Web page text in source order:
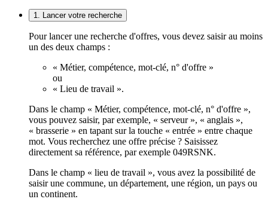
1. Lancer votre recherche
Pour lancer une recherche d'offres, vous devez saisir au moins
un des deux champs :
« Métier, compétence, mot-clé, n° d'offre »
ou
« Lieu de travail ».
Dans le champ « Métier, compétence, mot-clé, n° d'offre »,
vous pouvez saisir, par exemple, « serveur », « anglais »,
« brasserie » en tapant sur la touche « entrée » entre chaque
mot. Vous recherchez une offre précise ? Saisissez
directement sa référence, par exemple 049RSNK.
Dans le champ « lieu de travail », vous avez la possibilité de
saisir une commune, un département, une région, un pays ou
un continent.